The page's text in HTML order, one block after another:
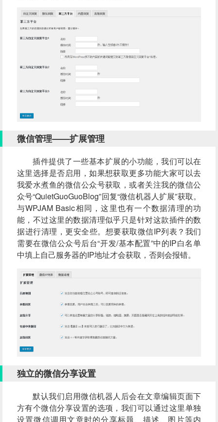
微信管理——扩展管理
插件提供了一些基本扩展的小功能，我们可以在
这里选择是否启用，如果想获取更多功能大家可以去
我爱水煮鱼的微信公众号获取，或者关注我的微信公
众号“QuietGuoGuoBlog”回复“微信机器人扩展”获取。
与WPJAM Basic相同，这里也有一个数据清理的功
能，不过这里的数据清理似乎只是针对这款插件的数
据进行清理，更安全些。想要获取微信IP列表？我们
需要在微信公众号后台“开发/基本配置”中的IP白名单
中填上自己服务器的IP地址才会获取，否则会报错。
独立的微信分享设置
默认我们启用微信机器人后会在文章编辑页面下
方有个微信分享设置的选项，我们可以通过这里单独
设置微信调用文章时的分享标题、描述、图片等内